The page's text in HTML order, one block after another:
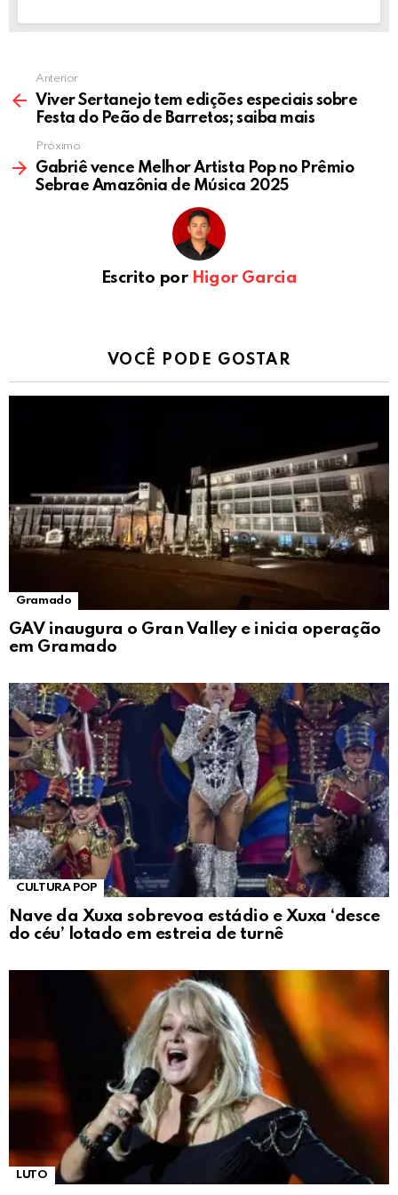
Anterior
Viver Sertanejo tem edições especiais sobre
Festa do Peão de Barretos; saiba mais
Próximo
Gabriê vence Melhor Artista Pop no Prêmio
Sebrae Amazônia de Música 2025
Escrito por Higor Garcia
VOCÊ PODE GOSTAR
Gramado
GAV inaugura o Gran Valley e inicia operação
em Gramado
CULTURA POP
Nave da Xuxa sobrevoa estádio e Xuxa ‘desce
do céu’ lotado em estreia de turnê
LUTO